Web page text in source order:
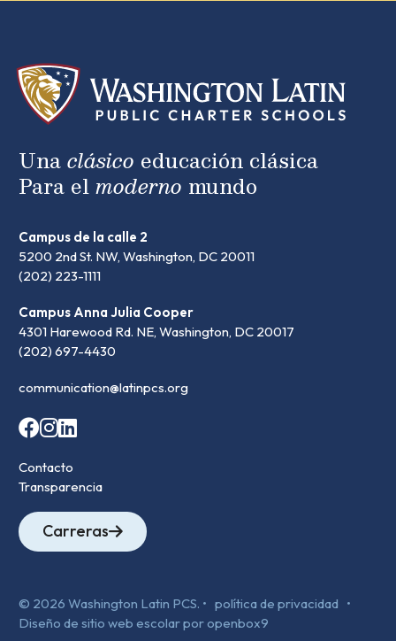
Unaclásico educación clásica
Para elmoderno mundo
Campus de la calle 2
5200 2nd St. NW, Washington, DC 20011
(202) 223-1111
Campus Anna Julia Cooper
4301 Harewood Rd. NE, Washington, DC 20017
(202) 697-4430
communication@latinpcs.org
Contacto
Transparencia
Carreras
© 2026 Washington Latin PCS. • política de privacidad •
Diseño de sitio web escolar por openbox9